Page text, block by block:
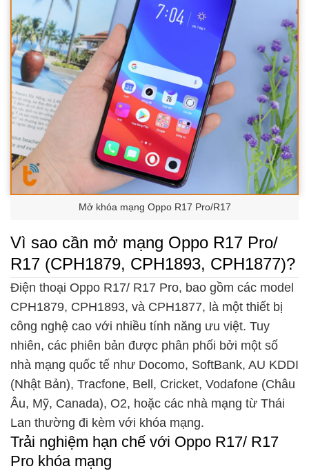
Mở khóa mạng Oppo R17 Pro/R17
Vì sao cần mở mạng Oppo R17 Pro/
R17 (CPH1879, CPH1893, CPH1877)?
Điện thoại Oppo R17/ R17 Pro, bao gồm các model
CPH1879, CPH1893, và CPH1877, là một thiết bị
công nghệ cao với nhiều tính năng ưu việt. Tuy
nhiên, các phiên bản được phân phối bởi một số
nhà mạng quốc tế như Docomo, SoftBank, AU KDDI
(Nhật Bản), Tracfone, Bell, Cricket, Vodafone (Châu
Âu, Mỹ, Canada), O2, hoặc các nhà mạng từ Thái
Lan thường đi kèm với khóa mạng.
Trải nghiệm hạn chế với Oppo R17/ R17
Pro khóa mạng